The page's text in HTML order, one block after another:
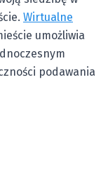
Wirtualne
umożliwia
podawania